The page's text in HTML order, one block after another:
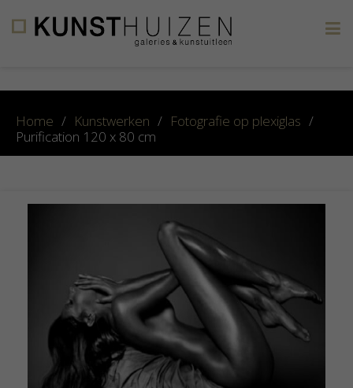
Home / Kunstwerken / Fotografie op plexiglas /
Purification 120 x 80 cm